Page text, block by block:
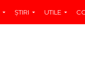
ŞTIRI UTILE